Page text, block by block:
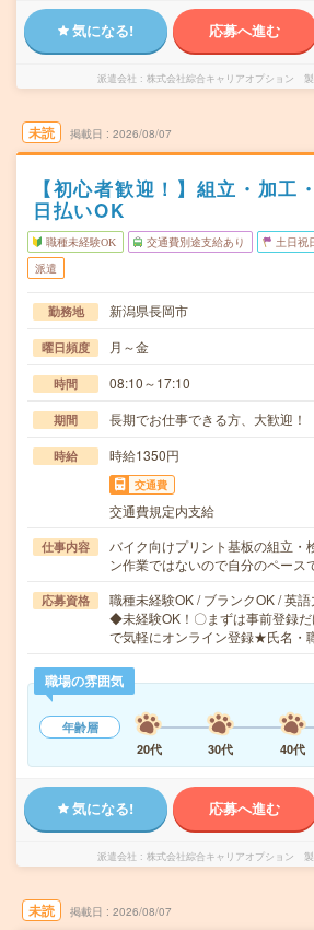
気になる! 応募へ進む
派遣会社 株式会社綜合キャリアオプション 製
未読 掲載日 2026/08/07
【初心者歓迎！】組立・加工
日払いOK
職種未経験OK 交通費別途支給あり 土日祝
派遣
勤務地 新潟県長岡市
曜日頻度 月～金
時間 08:10～17:10
期間 長期でお仕事できる方、大歓迎！
時給 時給1350円
交通費
交通費規定内支給
仕事内容
バイク向けプリント基板の組立・
ン作業ではないので自分のペー
応募資格
職種未経験OK / ブランクOK / 英
◆未経験OK！〇まずは事前登録
で気軽にオンライン登録★氏名・
職場の雰囲気
年齢層
20代
30代 40代
気になる! 応募へ進む
派遣会社 株式会社綜合キャリアオプション 製
未読 掲載日 2026/08/07